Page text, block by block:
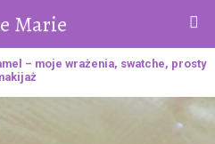
Marie
– moje wrażenia, swatche, prosty